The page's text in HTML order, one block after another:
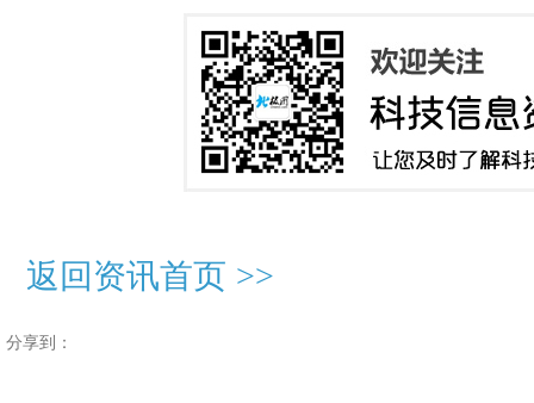
返回资讯首页 >>
分享到：